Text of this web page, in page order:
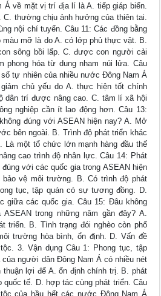
Á về mặt vị trí địa lí là A. tiếp giáp biển.
C. thường chịu ảnh hưởng của thiên tai.
nội chí tuyến. Câu 11: Các đồng bằng
màu mỡ là do A. có lớp phủ thực vật. B.
sông bồi lấp. C. được con người cải
phong hóa từ dung nham núi lửa. Câu
tự nhiên của nhiều nước Đông Nam Á
chủ yếu do A. thực hiện tốt chính
dân trí được nâng cao. C. tâm lí xã hội
nghiệp cần ít lao động hơn. Câu 13:
đúng với ASEAN hiện nay? A. Mở
bên ngoài. B. Trình độ phát triển khác
Là một tổ chức lớn mạnh hàng đầu thế
cao trình độ nhân lực. Câu 14: Phát
đúng với các quốc gia trong ASEAN hiện
bảo vệ môi trường. B. Có trình độ phát
tục, tập quán có sự tương đồng. D.
giữa các quốc gia. Câu 15: Đâu không
trong những năm gần đây? A.
triển. B. Tình trạng đói nghèo còn phổ
trường hòa bình, ổn định. D. Vấn đề
3. Vận dụng Câu 1: Phong tục, tập
của người dân Đông Nam Á có nhiều nét
lợi để A. ổn định chính trị. B. phát
quốc tế. D. hợp tác cùng phát triển. Câu
của hầu hết các nước Đông Nam Á